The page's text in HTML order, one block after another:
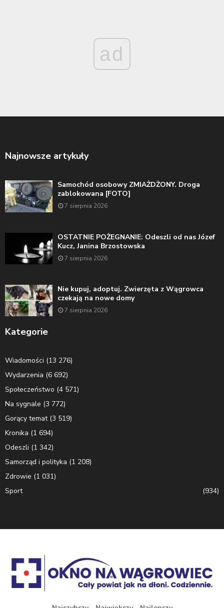
ad
Najnowsze artykuły
Samochód osobowy ZMIAŻDŻONY. Droga
zablokowana [FOTO]
7 sierpnia 2026
OSTATNIE POŻEGNANIE: Odeszli od nas Józef
Kucz, Janina Brzostowska
7 sierpnia 2026
Nie kupuj, adoptuj. Zwierzęta z Wągrowca
czekają na nowe domy
7 sierpnia 2026
Kategorie
Wiadomości (13 276)
Wydarzenia (6 692)
Społeczeństwo (4 571)
Na sygnale (3 772)
Gorący temat(3 519)
Kronika (1 694)
Odeszli (1 342)
Samorząd i polityka (1 208)
Zdrowie (1 031)
Sport
(934)